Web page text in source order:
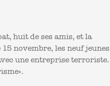
huit de ses amis, et la
novembre, les neuf jeunes
une entreprise terroriste.